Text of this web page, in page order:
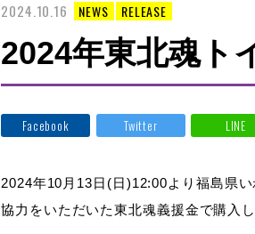
2024.10.16 NEWS RELEASE
2024年東北魂ト
Facebook Twitter LINE
2024年10月13日(日)12:00より福島県
協力をいただいた東北魂義援金で購入